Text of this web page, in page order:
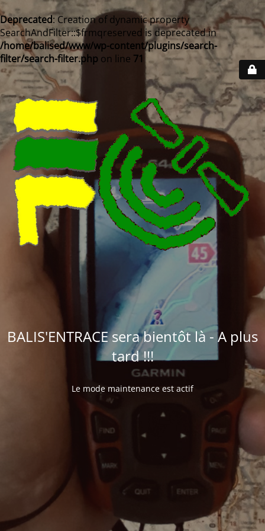
Deprecated: Creation of dynamic property
SearchAndFilter::$frmqreserved is deprecated in
/home/balised/www/wp-content/plugins/search-
filter/search-filter.php on line 71
BALIS'ENTRACE sera bientôt là - A plus
tard !!!
Le mode maintenance est actif